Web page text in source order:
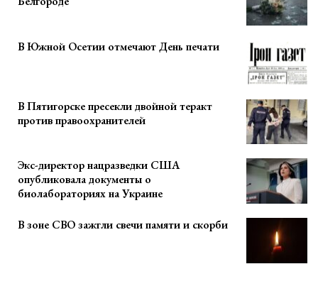
В Южной Осетии отмечают День печати
В Пятигорске пресекли двойной теракт
против правоохранителей
Экс-директор нацразведки США
опубликовала документы о
биолабораториях на Украине
В зоне СВО зажгли свечи памяти и скорби